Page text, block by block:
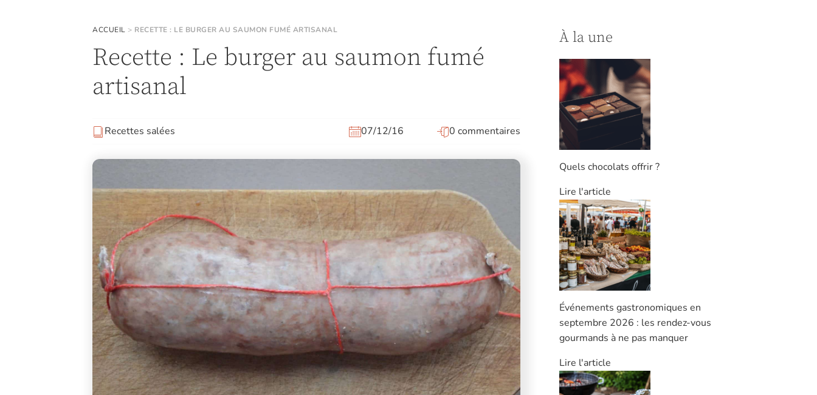
ACCUEIL > RECETTE : LE BURGER AU SAUMON FUMÉ ARTISANAL
Recette : Le burger au saumon fumé
artisanal
Recettes salées 07/12/16 0 commentaires
À la une
Quels chocolats offrir ?
Lire l'article
Événements gastronomiques en
septembre 2026 : les rendez-vous
gourmands à ne pas manquer
Lire l'article